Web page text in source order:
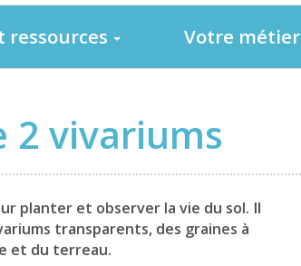
ressources Votre métier
2 vivariums
planter et observer la vie du sol. Il
transparents, des graines à
et du terreau.